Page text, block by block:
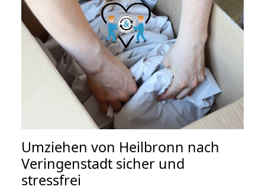
Umziehen von Heilbronn nach
Veringenstadt sicher und
stressfrei